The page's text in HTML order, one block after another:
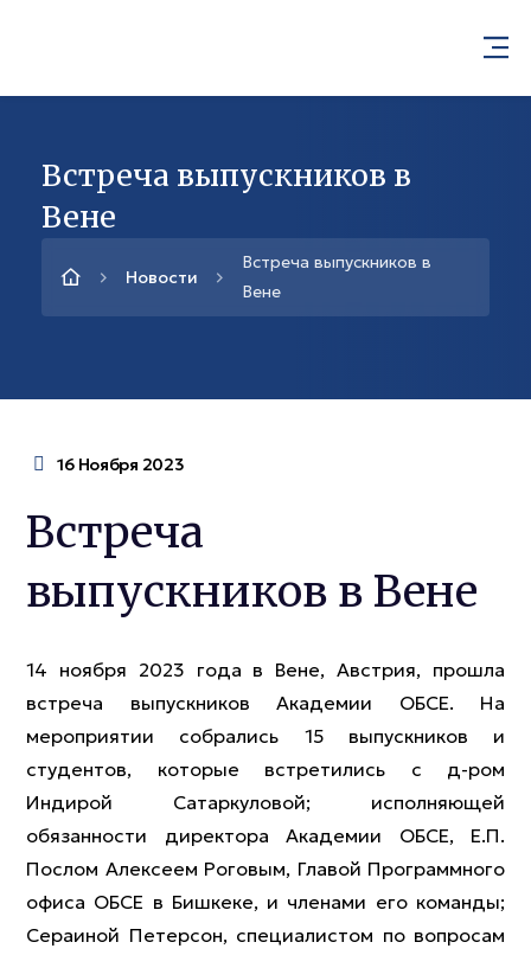
Встреча выпускников в
Вене
Новости
Встреча выпускников в
Вене
16 Ноября 2023
Встреча
выпускников в Вене
14 ноября 2023 года в Вене, Австрия, прошла
встреча выпускников Академии ОБСЕ. На
мероприятии собрались 15 выпускников и
студентов, которые встретились с д-ром
Индирой Сатаркуловой; исполняющей
обязанности директора Академии ОБСЕ, Е.П.
Послом Алексеем Роговым, Главой Программного
офиса ОБСЕ в Бишкеке, и членами его команды;
Сераиной Петерсон, специалистом по вопросам